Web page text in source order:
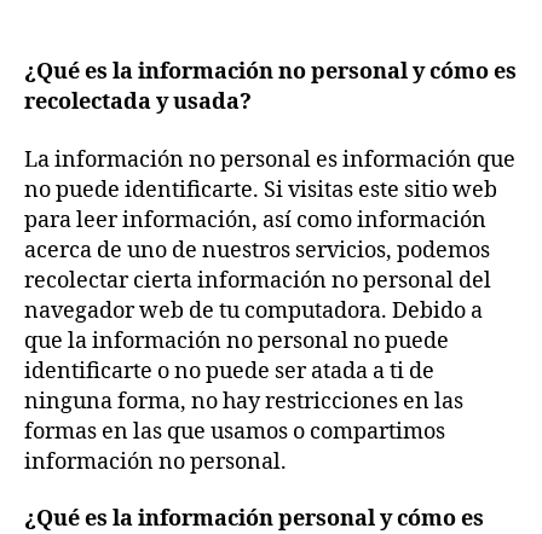
¿Qué es la información no personal y cómo es
recolectada y usada?
La información no personal es información que
no puede identificarte. Si visitas este sitio web
para leer información, así como información
acerca de uno de nuestros servicios, podemos
recolectar cierta información no personal del
navegador web de tu computadora. Debido a
que la información no personal no puede
identificarte o no puede ser atada a ti de
ninguna forma, no hay restricciones en las
formas en las que usamos o compartimos
información no personal.
¿Qué es la información personal y cómo es